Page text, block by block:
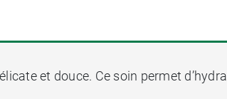
et douce. Ce soin permet